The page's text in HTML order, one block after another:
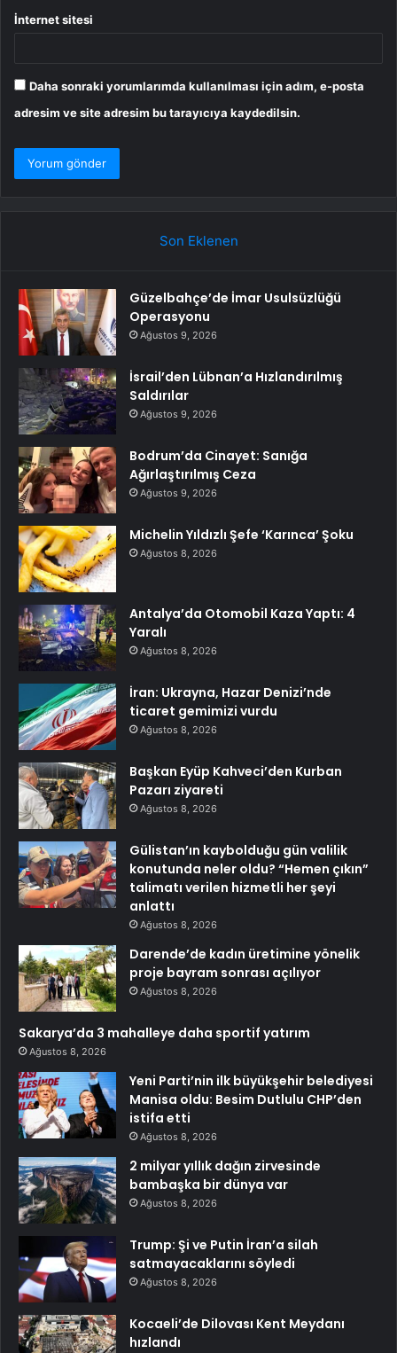
İnternet sitesi
Daha sonraki yorumlarımda kullanılması için adım, e-posta
adresim ve site adresim bu tarayıcıya kaydedilsin.
Son Eklenen
Güzelbahçe’de İmar Usulsüzlüğü
Operasyonu
Ağustos 9, 2026
İsrail’den Lübnan’a Hızlandırılmış
Saldırılar
Ağustos 9, 2026
Bodrum’da Cinayet: Sanığa
Ağırlaştırılmış Ceza
Ağustos 9, 2026
Michelin Yıldızlı Şefe ‘Karınca’ Şoku
Ağustos 8, 2026
Antalya’da Otomobil Kaza Yaptı: 4
Yaralı
Ağustos 8, 2026
İran: Ukrayna, Hazar Denizi’nde
ticaret gemimizi vurdu
Ağustos 8, 2026
Başkan Eyüp Kahveci’den Kurban
Pazarı ziyareti
Ağustos 8, 2026
Gülistan’ın kaybolduğu gün valilik
konutunda neler oldu? “Hemen çıkın”
talimatı verilen hizmetli her şeyi
anlattı
Ağustos 8, 2026
Darende’de kadın üretimine yönelik
proje bayram sonrası açılıyor
Ağustos 8, 2026
Sakarya’da 3 mahalleye daha sportif yatırım
Ağustos 8, 2026
Yeni Parti’nin ilk büyükşehir belediyesi
Manisa oldu: Besim Dutlulu CHP’den
istifa etti
Ağustos 8, 2026
2 milyar yıllık dağın zirvesinde
bambaşka bir dünya var
Ağustos 8, 2026
Trump: Şi ve Putin İran’a silah
satmayacaklarını söyledi
Ağustos 8, 2026
Kocaeli’de Dilovası Kent Meydanı
hızlandı